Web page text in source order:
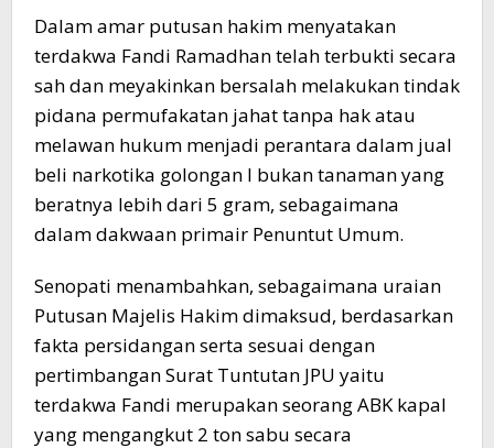
Dalam amar putusan hakim menyatakan
terdakwa Fandi Ramadhan telah terbukti secara
sah dan meyakinkan bersalah melakukan tindak
pidana permufakatan jahat tanpa hak atau
melawan hukum menjadi perantara dalam jual
beli narkotika golongan I bukan tanaman yang
beratnya lebih dari 5 gram, sebagaimana
dalam dakwaan primair Penuntut Umum.
Senopati menambahkan, sebagaimana uraian
Putusan Majelis Hakim dimaksud, berdasarkan
fakta persidangan serta sesuai dengan
pertimbangan Surat Tuntutan JPU yaitu
terdakwa Fandi merupakan seorang ABK kapal
yang mengangkut 2 ton sabu secara